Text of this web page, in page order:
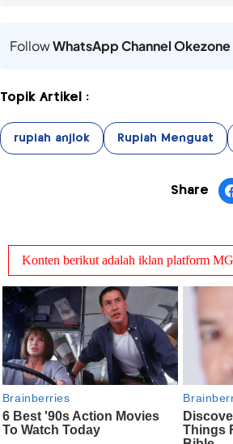
FollowWhatsApp Channel Okezone
Topik Artikel :
rupiah anjlok Rupiah Menguat
Share